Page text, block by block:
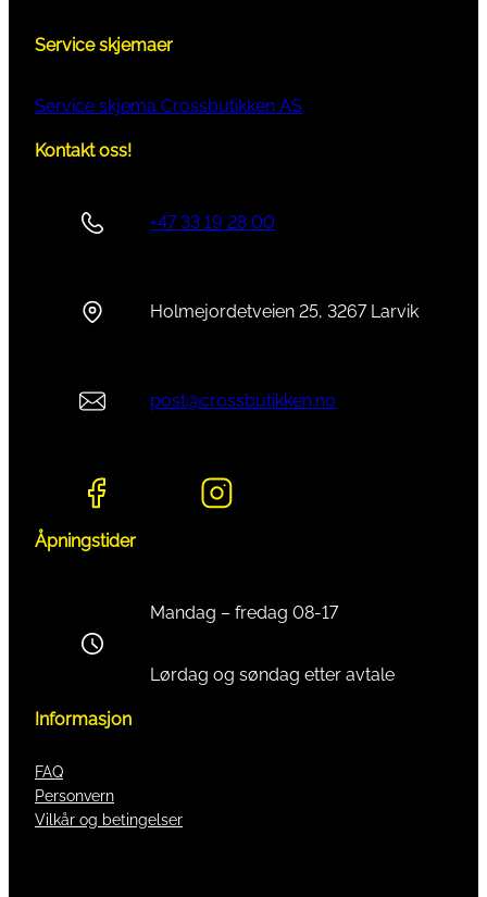
Service skjemaer
Service skjema Crossbutikken AS
Kontakt oss!
+47 33 19 28 00
Holmejordetveien 25, 3267 Larvik
post@crossbutikken.no
Åpningstider
Mandag – fredag 08-17
Lørdag og søndag etter avtale
Informasjon
FAQ
Personvern
Vilkår og betingelser